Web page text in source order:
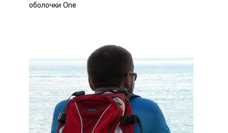
оболочки One